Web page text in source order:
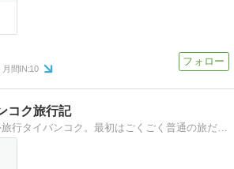
月間IN:10
コク旅行記
僕が初めての海外旅行タイバンコク。最初はごくごく普通の旅だった、、だがしかしタイの魅力にハマり通ってるうちに道を外し変態の仲間入りをしてしまったブログ